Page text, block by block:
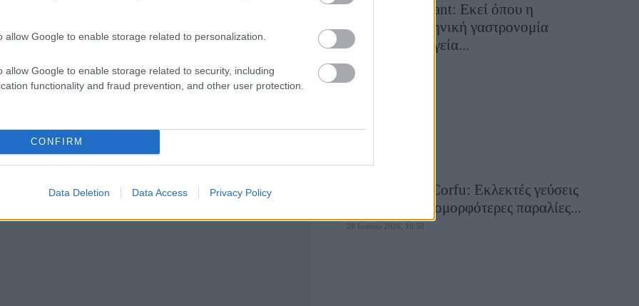
allow Google to enable storage related to personalization.
allow Google to enable storage related to security, including
functionality and fraud prevention, and other user protection.
CONFIRM
Data Deletion Data Access Privacy Policy
αλλά είναι ήδη γνωστό πως ο σχεδιασμός του
πανδημία, καθώς έχει τη δυνατότητα να «μικρύνει»
από διαφορετικές πτήσεις, ώστε να
ανέπαφα συστήματα πληρωμής σε διάφορα
ηλιακών πάνελ και «έξυπνων»
Για θέρμανση προβλέπεται ένας συνδυασμός
συγκεκριμένων χώρων.
Cavos Restaurant: Εκεί όπου η
αυθεντική ελληνική γαστρονομία
συναντά τη μαγεία...
28 Ιουλίου 2026, 10:58
Aiolia Avlaki Corfu: Εκλεκτές γεύσεις
σε μία από τις ομορφότερες παραλίες...
28 Ιουλίου 2026, 10:50